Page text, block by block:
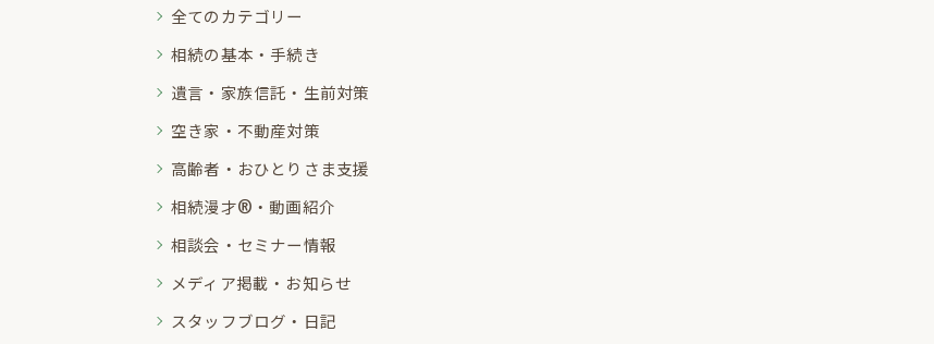
全てのカテゴリー
相続の基本・手続き
遺言・家族信託・生前対策
空き家・不動産対策
高齢者・おひとりさま支援
相続漫才®・動画紹介
相談会・セミナー情報
メディア掲載・お知らせ
スタッフブログ・日記